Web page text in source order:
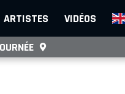
ARTISTES VIDÉOS